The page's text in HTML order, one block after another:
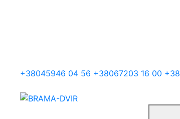
+38045946 04 56 +38067203 16 00 +38